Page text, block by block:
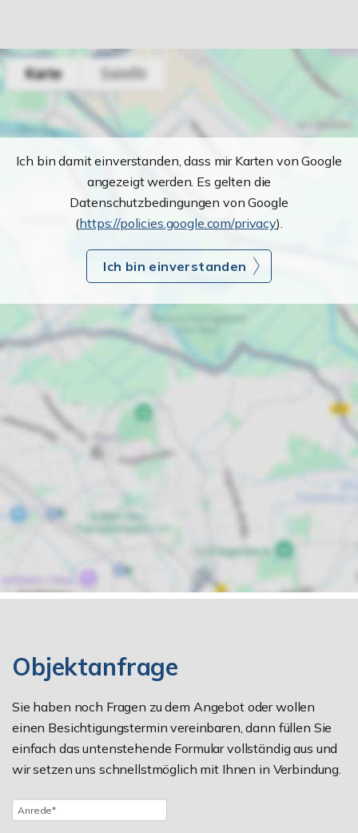
Ich bin damit einverstanden, dass mir Karten von Google
angezeigt werden. Es gelten die
Datenschutzbedingungen von Google
(https://policies.google.com/privacy).
Ich bin einverstanden
Objektanfrage
Sie haben noch Fragen zu dem Angebot oder wollen
einen Besichtigungstermin vereinbaren, dann füllen Sie
einfach das untenstehende Formular vollständig aus und
wir setzen uns schnellstmöglich mit Ihnen in Verbindung.